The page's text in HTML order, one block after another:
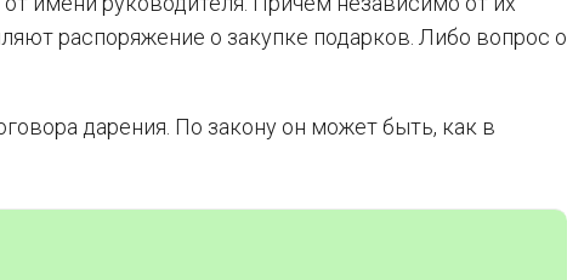
распоряжение о закупке подарков. Либо вопрос о
дарения. По закону он может быть, как в